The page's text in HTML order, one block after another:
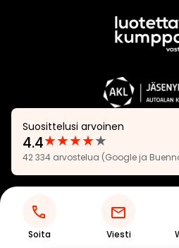
Soita Viesti
Suosittelusi arvoinen
Arvostelut:
4.4
★★★★★
4.4
42 334 arvostelua (Google ja
Tietosuojaseloste